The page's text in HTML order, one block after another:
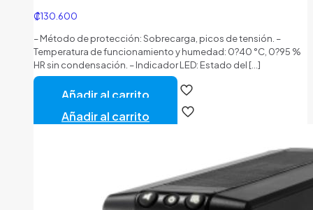
₡130.600
– Método de protección: Sobrecarga, picos de tensión. –
Temperatura de funcionamiento y humedad: 0?40 °C, 0?95 %
HR sin condensación. – Indicador LED: Estado del […]
Añadir al carrito
Añadir al carrito